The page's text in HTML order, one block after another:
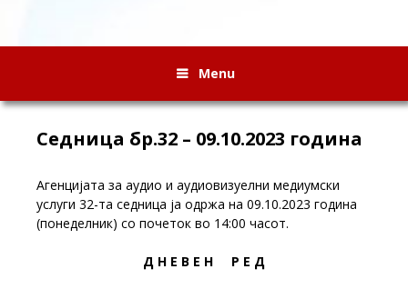
Menu
Седница бр.32 – 09.10.2023 година
Агенцијата за аудио и аудиовизуелни медиумски
услуги 32-та седница ја одржа на 09.10.2023 година
(понеделник) со почеток во 14:00 часот.
Д Н Е В Е Н Р Е Д